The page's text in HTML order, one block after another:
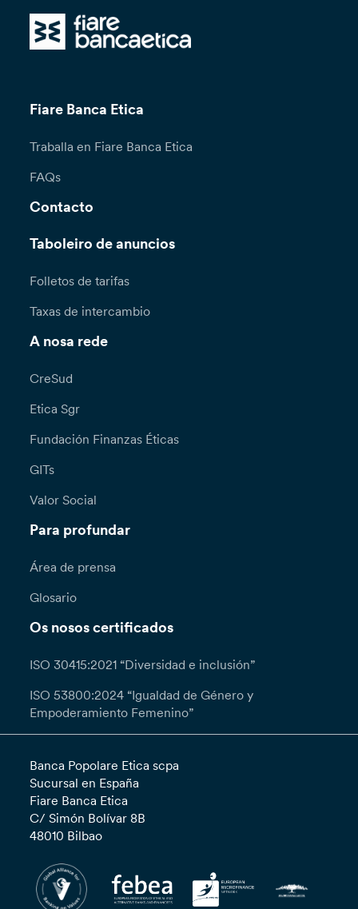
Fiare Banca Etica
Traballa en Fiare Banca Etica
FAQs
Contacto
Taboleiro de anuncios
Folletos de tarifas
Taxas de intercambio
A nosa rede
CreSud
Etica Sgr
Fundación Finanzas Éticas
GITs
Valor Social
Para profundar
Área de prensa
Glosario
Os nosos certificados
ISO 30415:2021 “Diversidad e inclusión”
ISO 53800:2024 “Igualdad de Género y
Empoderamiento Femenino”
Banca Popolare Etica scpa
Sucursal en España
Fiare Banca Etica
C/ Simón Bolívar 8B
48010 Bilbao